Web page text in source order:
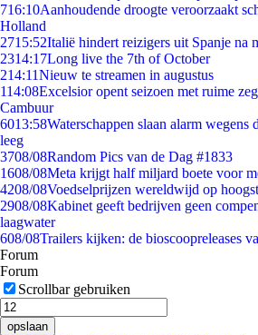
716:10Aanhoudende droogte veroorzaakt
Holland
2715:52Italië hindert reizigers uit Spanje na
2314:17Long live the 7th of October
214:11Nieuw te streamen in augustus
114:08Excelsior opent seizoen met ruime
Cambuur
6013:58Waterschappen slaan alarm wegens
leeg
3708/08Random Pics van de Dag #1833
1608/08Meta krijgt half miljard boete voor
4208/08Voedselprijzen wereldwijd op
2908/08Kabinet geeft bedrijven geen
laagwater
608/08Trailers kijken: de bioscoopreleases
Forum
Forum
Scrollbar gebruiken
opslaan